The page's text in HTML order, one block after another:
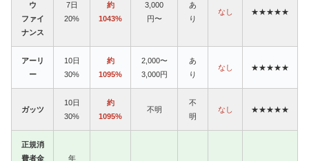
ウ
ファイ
ナンス
7日
20%
約
1043%
3,000
円〜
あ
り
なし ★★★★★
アーリ
ー
10日
30%
約
1095%
2,000〜
3,000円
あ
り
なし ★★★★★
ガッツ
10日
30%
約
1095%
不明
不
明
なし ★★★★★
正規消
費者金
年